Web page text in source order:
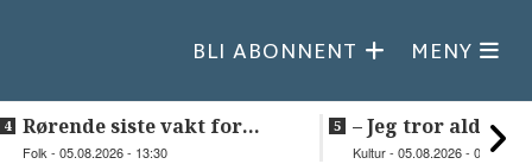
BLI ABONNENT MENY
Rørende siste vakt for
Inge på Helnessund-kaia
Folk - 05.08.2026 - 13:30
–⁠ Jeg tror aldri
så vakker natur
Kultur - 05.08.2026 - 09:20